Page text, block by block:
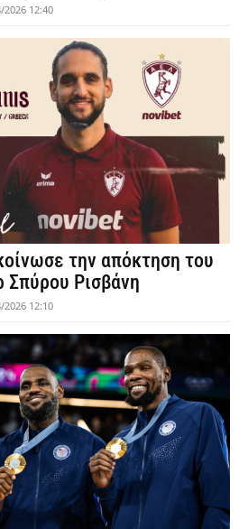
2026 12:40
την απόκτηση του
Σπύρου Ρισβάνη
2026 12:10